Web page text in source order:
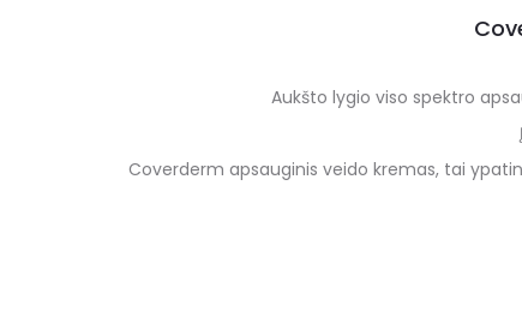
Aukšto lygio viso spektro
Coverderm apsauginis veido kremas, tai